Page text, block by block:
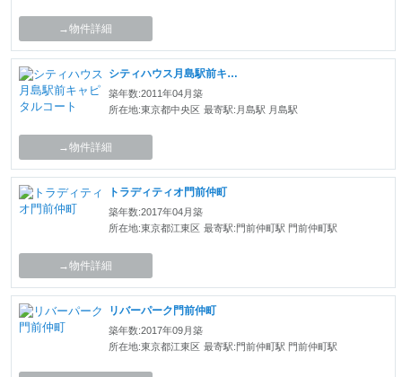
→物件詳細
シティハウス月島駅前キャピタルコート
築年数:2011年04月築
所在地:東京都中央区 最寄駅:月島駅 月島駅
→物件詳細
トラディティオ門前仲町
築年数:2017年04月築
所在地:東京都江東区 最寄駅:門前仲町駅 門前仲町駅
→物件詳細
リバーパーク門前仲町
築年数:2017年09月築
所在地:東京都江東区 最寄駅:門前仲町駅 門前仲町駅